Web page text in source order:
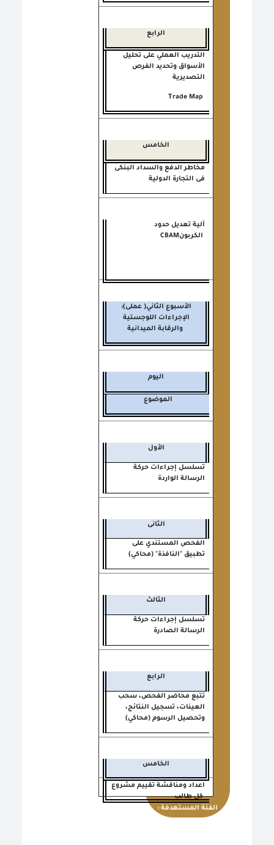
الرابع
التدريب العملي على تحليل
الأسواق وتحديد الفرص
التصديرية
Trade Map
الخامس
مخاطر الدفع والسداد البنكى
فى التجارة الدولية
آلية تعديل حدود
CBAM
الأسبوع الثاني( عملى):
الإجراءات اللوجستية
اليوم
الموضوع
الأول
تسلسل إجراءات حركة
الرسالة الواردة
الثانى
الفحص المستندي على
تطبيق "النافذة" (محاكي)
الثالث
تسلسل إجراءات حركة
الرسالة الصادرة
الرابع
تتبع محاضر الفحص، سحب
العينات، تسجيل النتائج،
وتحصيل الرسوم (محاكي)
الخامس
اعداد ومناقشة تقييم مشروع
كل طالب
الفئة المستهدفة :